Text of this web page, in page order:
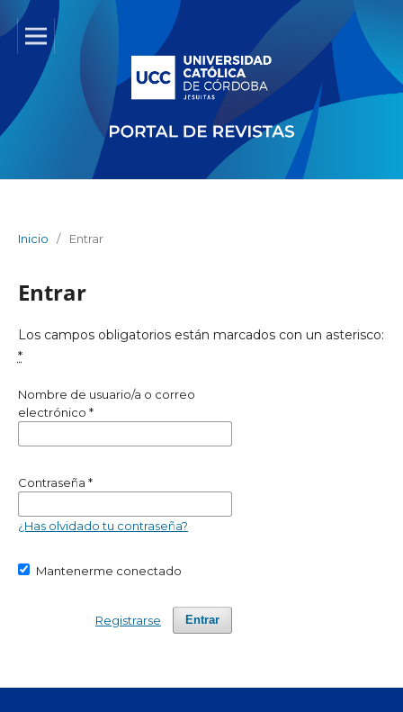
Inicio / Entrar
Entrar
Los campos obligatorios están marcados con un asterisco:
*
Nombre de usuario/a o correo
electrónico *
Contraseña *
¿Has olvidado tu contraseña?
Mantenerme conectado
Entrar
Registrarse